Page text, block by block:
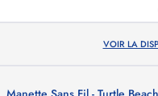
VOIR LA